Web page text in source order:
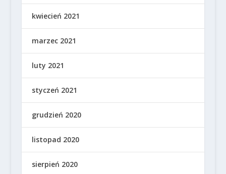
kwiecień 2021
marzec 2021
luty 2021
styczeń 2021
grudzień 2020
listopad 2020
sierpień 2020